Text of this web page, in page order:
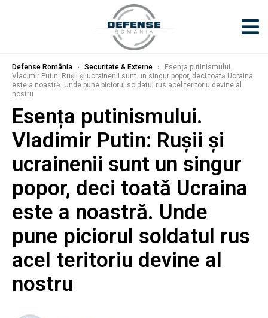
Defense România › Securitate & Externe ›
Esența putinismului.
Vladimir Putin: Rușii și ucrainenii sunt un singur popor, deci toată Ucraina
este a noastră. Unde pune piciorul soldatul rus acel teritoriu devine al
nostru
Esența putinismului.
Vladimir Putin: Rușii și
ucrainenii sunt un singur
popor, deci toată Ucraina
este a noastră. Unde
pune piciorul soldatul rus
acel teritoriu devine al
nostru